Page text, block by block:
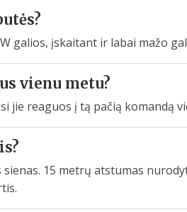
galios, įskaitant ir labai mažo
vienu metu?
jie reaguos į tą pačią komandą
15 metrų atstumas